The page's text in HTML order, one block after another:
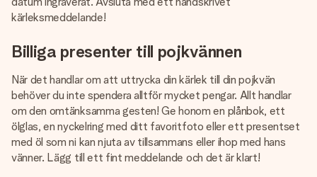
kärleksmeddelande!
Billiga presenter till pojkvännen
När det handlar om att uttrycka din kärlek till din pojkvän
behöver du inte spendera alltför mycket pengar. Allt handlar
om den omtänksamma gesten! Ge honom en plånbok, ett
ölglas, en nyckelring med ditt favoritfoto eller ett presentset
med öl som ni kan njuta av tillsammans eller ihop med hans
vänner. Lägg till ett fint meddelande och det är klart!